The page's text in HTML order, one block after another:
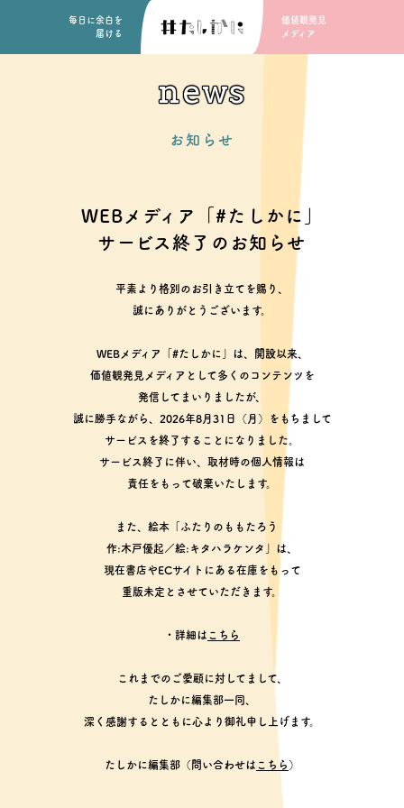
毎日に余白を
届ける
価値観発見
メディア
news
お知らせ
WEBメディア「#たしかに」
サービス終了のお知らせ
平素より格別のお引き立てを賜り、
誠にありがとうございます。
WEBメディア「#たしかに」は、開設以来、
価値観発見メディアとして多くのコンテンツを
発信してまいりましたが、
誠に勝手ながら、2026年8月31日（月）をもちまして
サービスを終了することになりました。
サービス終了に伴い、取材時の個人情報は
責任をもって破棄いたします。
また、絵本「ふたりのももたろう
作:木戸優起／絵:キタハラケンタ」は、
現在書店やECサイトにある在庫をもって
重版未定とさせていただきます。
・詳細は こちら
これまでのご愛顧に対してまして、
たしかに編集部一同、
深く感謝するとともに心より御礼申し上げます。
たしかに編集部（問い合わせは こちら ）